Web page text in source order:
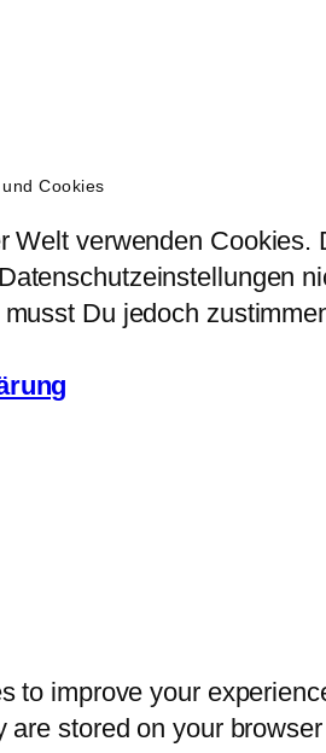
Cookies
Welt verwenden
Du jedoch
to improve your
are stored on your